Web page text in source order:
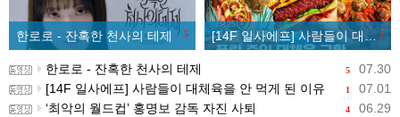
5
한로로 - 잔혹한 천사의 테제 1
[14F 일사에프] 사람들이 대체육을 안 먹게 된 이유
5 07.30
한로로 - 잔혹한 천사의 테제
1 07.01
[14F 일사에프] 사람들이 대체육을 안 먹게 된 이유
4 06.29
‘최악의 월드컵’ 홍명보 감독 자진 사퇴